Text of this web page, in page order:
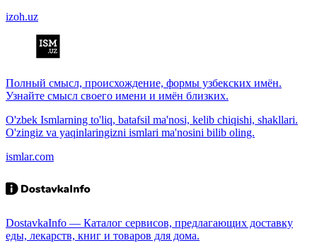
izoh.uz
Полный смысл, происхождение, формы узбекских имён.
Узнайте смысл своего имени и имён близких.
O'zbek Ismlarning to'liq, batafsil ma'nosi, kelib chiqishi, shakllari.
O'zingiz va yaqinlaringizni ismlari ma'nosini bilib oling.
ismlar.com
DostavkaInfo — Каталог сервисов, предлагающих доставку
еды, лекарств, книг и товаров для дома.